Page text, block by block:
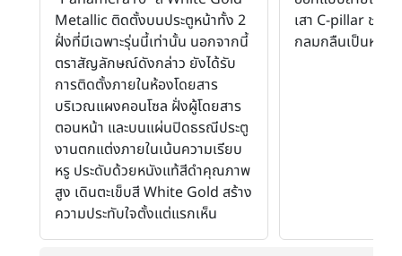
Metallic ติดตั้งบนประตูหน้าทั้ง 2
ฝั่งที่มีเฉพาะรุ่นนี้เท่านั้น นอกจากนี้
ตราสัญลักษณ์ดังกล่าว ยังได้รับ
การติดตั้งภายในห้องโดยสาร
บริเวณแผงคอนโซล ฝั่งผู้โดยสาร
ตอนหน้า และบนแผ่นปิดธรณีประตู
งานตกแต่งภายในเน้นความเรียบ
หรู ประดับด้วยหนังแท้สีดำคุณภาพ
สูง เดินตะเข็บสี White Gold สร้าง
ความประทับใจตั้งแต่แรกเห็น
เสา C-pillar ช่วย
กลมกลืนเป็นหนึ่ง